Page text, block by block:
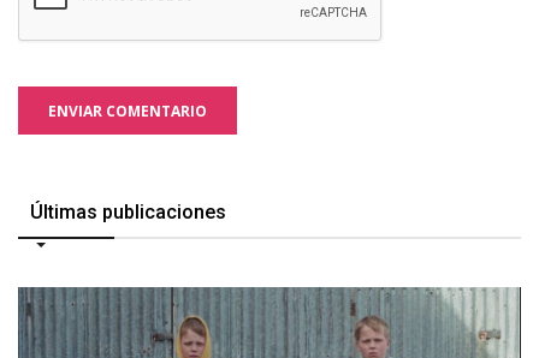
ENVIAR COMENTARIO
Últimas publicaciones